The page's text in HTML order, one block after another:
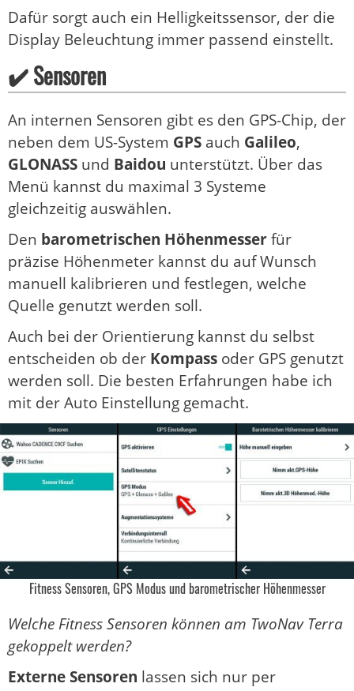
Dafür sorgt auch ein Helligkeitssensor, der die
Display Beleuchtung immer passend einstellt.
✔️ Sensoren
An internen Sensoren gibt es den GPS-Chip, der
neben dem US-System GPS auch Galileo,
GLONASS und Baidou unterstützt. Über das
Menü kannst du maximal 3 Systeme
gleichzeitig auswählen.
Den barometrischen Höhenmesserfür
präzise Höhenmeter kannst du auf Wunsch
manuell kalibrieren und festlegen, welche
Quelle genutzt werden soll.
Auch bei der Orientierung kannst du selbst
entscheiden ob der Kompass oder GPS genutzt
werden soll. Die besten Erfahrungen habe ich
mit der Auto Einstellung gemacht.
Fitness Sensoren, GPS Modus und barometrischer Höhenmesser
Welche Fitness Sensoren können am TwoNav Terra
gekoppelt werden?
Externe Sensoren lassen sich nur per